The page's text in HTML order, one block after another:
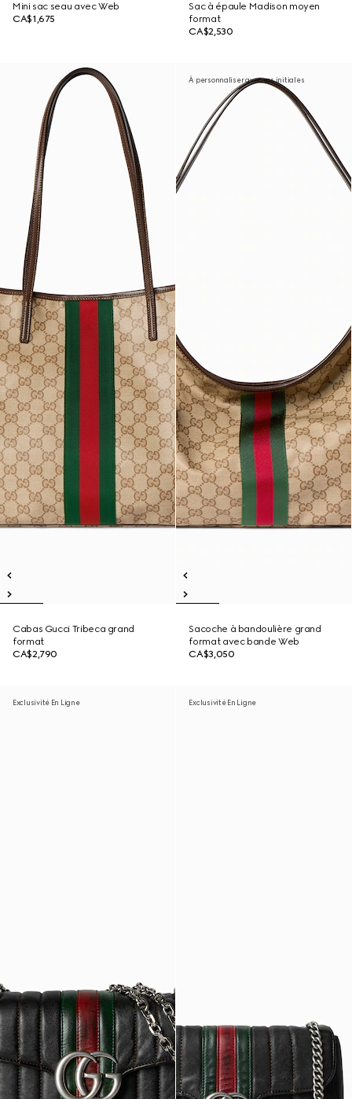
Mini sac seau avec Web
CA$1,675
Sac à épaule Madison moyen
format
CA$2,530
Cabas Gucci Tribeca grand
format
CA$2,790
À personnaliser avec vos initiales
Sacoche à bandoulière grand
format avec bande Web
CA$3,050
Exclusivité En Ligne Exclusivité En Ligne